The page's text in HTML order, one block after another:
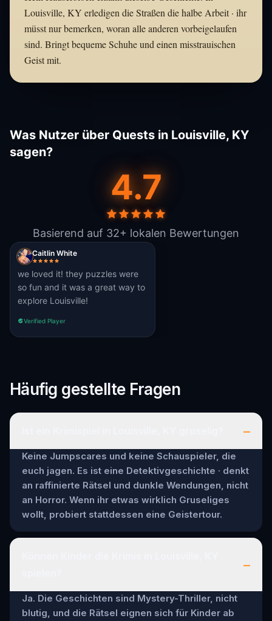
Louisville, KY erledigen die Straßen die halbe Arbeit · ihr
müsst nur bemerken, woran alle anderen vorbeigelaufen
sind. Bringt bequeme Schuhe und einen misstrauischen
Geist mit.
Was Nutzer über Quests in Louisville, KY
sagen?
4.7
Basierend auf 32+ lokalen Bewertungen
Caitlin White
we loved it! they puzzles were
so fun and it was a great way to
explore Louisville!
Verified Player
Häufig gestellte Fragen
–
Keine Jumpscares und keine Schauspieler, die
euch jagen. Es ist eine Detektivgeschichte · denkt
an raffinierte Rätsel und dunkle Wendungen, nicht
an Horror. Wenn ihr etwas wirklich Gruseliges
wollt, probiert stattdessen eine Geistertour.
–
Ja. Die Geschichten sind Mystery-Thriller, nicht
blutig, und die Rätsel eignen sich für Kinder ab